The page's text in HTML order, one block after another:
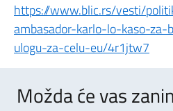
https://www.blic.rs/vesti/
ambasador-karlo-lo-kaso-
ulogu-za-celu-eu/4r1jtw7
Možda će vas